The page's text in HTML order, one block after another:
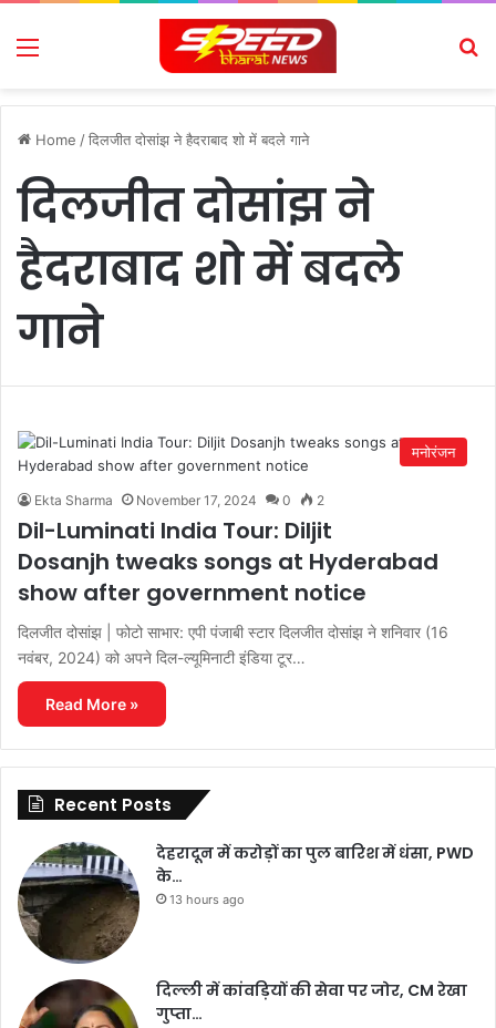
Menu
Home /दिलजीत दोसांझ ने हैदराबाद शो में बदले गाने
दिलजीत दोसांझ ने
हैदराबाद शो में बदले
गाने
मनोरंजन
Ekta Sharma November 17, 2024 0 2
Dil-Luminati India Tour: Diljit
Dosanjh tweaks songs at Hyderabad
show after government notice
दिलजीत दोसांझ | फोटो साभार: एपी पंजाबी स्टार दिलजीत दोसांझ ने शनिवार (16
नवंबर, 2024) को अपने दिल-ल्यूमिनाटी इंडिया टूर…
Read More »
Recent Posts
देहरादून में करोड़ों का पुल बारिश में धंसा, PWD
के…
13 hours ago
दिल्ली में कांवड़ियों की सेवा पर जोर, CM रेखा
गुप्ता…